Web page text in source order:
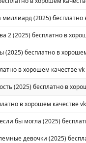
(2025) бесплатно
2 (2025) бесплатно в
(2025) бесплатно в
в хорошем качестве vk
(2025) бесплатно в
в хорошем качестве vk
бы могла (2025)
девочки (2025)